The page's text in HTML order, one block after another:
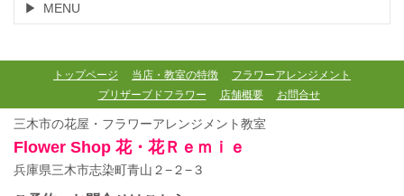
MENU
トップページ 当店・教室の特徴
フラワーアレンジメント
プリザーブドフラワー
店舗概要 お問合せ
三木市の花屋・フラワーアレンジメント教室
Flower Shop 花・花Ｒｅｍｉｅ
兵庫県三木市志染町青山２−２−３